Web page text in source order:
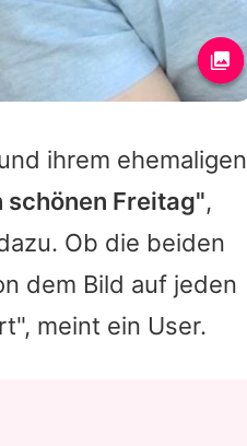
ihrem ehemaligen
schönen Freitag",
Ob die beiden
dem Bild auf jeden
meint ein User.